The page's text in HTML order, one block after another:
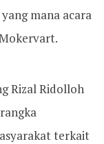
mana acara
Rizal Ridolloh
terkait